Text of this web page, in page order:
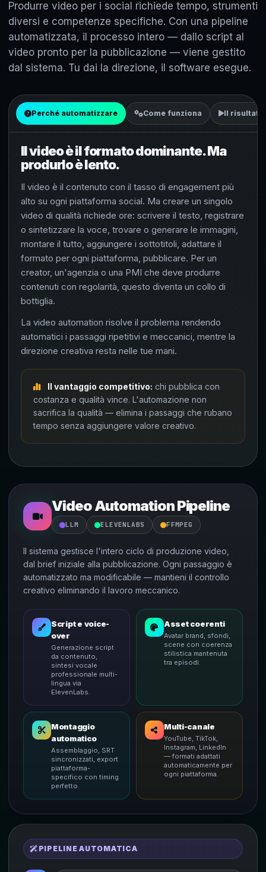
Produrre video per i social richiede tempo, strumenti
diversi e competenze specifiche. Con una pipeline
automatizzata, il processo intero — dallo script al
video pronto per la pubblicazione — viene gestito
dal sistema. Tu dai la direzione, il software esegue.
Perché automatizzare Come funziona Il risultato
Il video è il formato dominante. Ma
produrlo è lento.
Il video è il contenuto con il tasso di engagement più
alto su ogni piattaforma social. Ma creare un singolo
video di qualità richiede ore: scrivere il testo, registrare
o sintetizzare la voce, trovare o generare le immagini,
montare il tutto, aggiungere i sottotitoli, adattare il
formato per ogni piattaforma, pubblicare. Per un
creator, un'agenzia o una PMI che deve produrre
contenuti con regolarità, questo diventa un collo di
bottiglia.
La video automation risolve il problema rendendo
automatici i passaggi ripetitivi e meccanici, mentre la
direzione creativa resta nelle tue mani.
Il vantaggio competitivo: chi pubblica con
costanza e qualità vince. L'automazione non
sacrifica la qualità — elimina i passaggi che rubano
tempo senza aggiungere valore creativo.
Video Automation Pipeline
LLM ELEVENLABS FFMPEG
Il sistema gestisce l'intero ciclo di produzione video,
dal brief iniziale alla pubblicazione. Ogni passaggio è
automatizzato ma modificabile — mantieni il controllo
creativo eliminando il lavoro meccanico.
Script e voice-
over
Generazione script
da contenuto,
sintesi vocale
professionale multi-
lingua via
ElevenLabs.
Asset coerenti
Avatar brand, sfondi,
scene con coerenza
stilistica mantenuta
tra episodi.
Montaggio
automatico
Assemblaggio, SRT
sincronizzati, export
piattaforma-
specifico con timing
perfetto.
Multi-canale
YouTube, TikTok,
Instagram, LinkedIn
— formati adattati
automaticamente per
ogni piattaforma.
PIPELINE AUTOMATICA